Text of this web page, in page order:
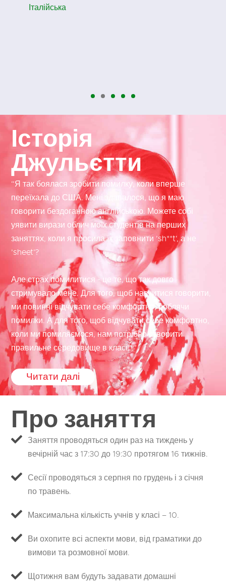
Італійська
Історія
Джульєтти
“Я так боялася зробити помилку, коли вперше
переїхала до США. Мені здавалося, що я маю
говорити бездоганною англійською. Можете собі
уявити вирази облич моїх студентів на перших
заняттях, коли я просила їх заповнити ’sh**t‘, а не
’sheet‘?
Але страх помилитися - це те, що так довго
стримувало мене. Для того, щоб навчитися говорити,
ми повинні відчувати себе комфортно, роблячи
помилки. А для того, щоб відчувати себе комфортно,
коли ми помиляємося, нам потрібно створити
правильне середовище в класі”.”
Читати далі
Про заняття
Заняття проводяться один раз на тиждень у
вечірній час з 17:30 до 19:30 протягом 16 тижнів.
Сесії проводяться з серпня по грудень і з січня
по травень.
Максимальна кількість учнів у класі – 10.
Ви охопите всі аспекти мови, від граматики до
вимови та розмовної мови.
Щотижня вам будуть задавати домашні